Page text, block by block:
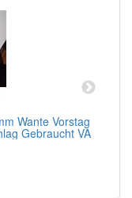
Wante Vorstag
Gebraucht VA